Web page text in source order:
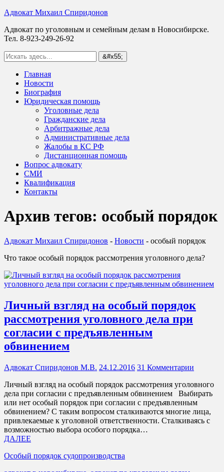
Адвокат Михаил Спиридонов
Адвокат по уголовным и семейным делам в Новосибирске.
Тел. 8-923-249-26-92
Главная
Новости
Биография
Юридическая помощь
Уголовные дела
Гражданские дела
Арбитражные дела
Административные дела
Жалобы в КС РФ
Дистанционная помощь
Вопрос адвокату
СМИ
Квалификация
Контакты
Архив тегов: особый порядок
Адвокат Михаил Спиридонов - Новости - особый порядок
Что такое особый порядок рассмотрения уголовного дела?
Личный взгляд на особый порядок
рассмотрения уголовного дела при
согласии с предъявленным
обвинением
Адвокат Спиридонов М.В. 24.12.2016 31 Комментарии
Личный взгляд на особый порядок рассмотрения уголовного
дела при согласии с предъявленным обвинением Выбирать
или нет особый порядок при согласии с предъявленным
обвинением? С таким вопросом сталкиваются многие лица,
привлекаемые к уголовной ответственности. Сталкиваясь с
возможностью выбора особого порядка…
ДАЛЕЕ
Особый порядок судопроизводства